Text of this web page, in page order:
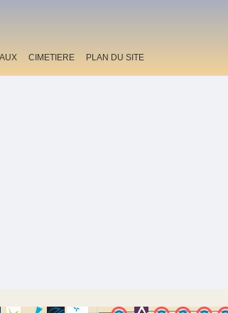
CIMETIERE PLAN DU SITE